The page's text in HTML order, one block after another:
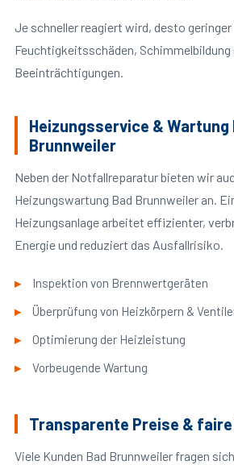
Je schneller reagiert wird, desto
Feuchtigkeitsschäden,
Beeinträchtigungen.
Heizungsservice & Wartung
Brunnweiler
Neben der Notfallreparatur bieten wir
Heizungswartung Bad Brunnweiler an.
Heizungsanlage arbeitet effizienter,
Energie und reduziert das Ausfallrisiko.
Inspektion von Brennwertgeräten
Überprüfung von Heizkörpern &
Optimierung der Heizleistung
Vorbeugende Wartung
Transparente Preise &
Viele Kunden Bad Brunnweiler fragen